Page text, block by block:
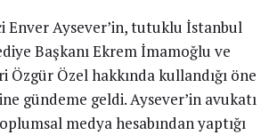
Enver Aysever’in, tutuklu İstanbul
Başkanı Ekrem İmamoğlu ve
Özgür Özel hakkında kullandığı öne
gündeme geldi. Aysever’in avukatı
medya hesabından yaptığı